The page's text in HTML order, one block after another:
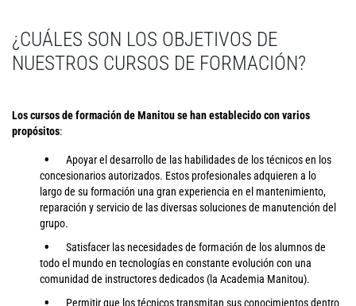
¿CUÁLES SON LOS OBJETIVOS DE
NUESTROS CURSOS DE FORMACIÓN?
Los cursos de formación de Manitou se han establecido con varios
propósitos:
Apoyar el desarrollo de las habilidades de los técnicos en los
concesionarios autorizados. Estos profesionales adquieren a lo
largo de su formación una gran experiencia en el mantenimiento,
reparación y servicio de las diversas soluciones de manutención del
grupo.
Satisfacer las necesidades de formación de los alumnos de
todo el mundo en tecnologías en constante evolución con una
comunidad de instructores dedicados (la Academia Manitou).
Permitir que los técnicos transmitan sus conocimientos dentro